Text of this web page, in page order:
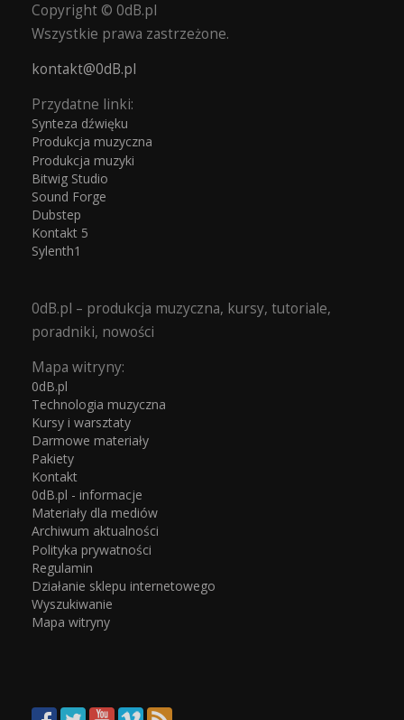
Copyright © 0dB.pl
Wszystkie prawa zastrzeżone.
kontakt@0dB.pl
Przydatne linki:
Synteza dźwięku
Produkcja muzyczna
Produkcja muzyki
Bitwig Studio
Sound Forge
Dubstep
Kontakt 5
Sylenth1
0dB.pl – produkcja muzyczna, kursy, tutoriale,
poradniki, nowości
Mapa witryny:
0dB.pl
Technologia muzyczna
Kursy i warsztaty
Darmowe materiały
Pakiety
Kontakt
0dB.pl - informacje
Materiały dla mediów
Archiwum aktualności
Polityka prywatności
Regulamin
Działanie sklepu internetowego
Wyszukiwanie
Mapa witryny